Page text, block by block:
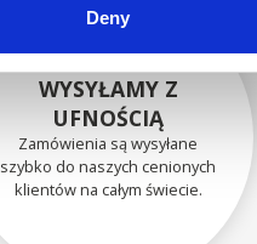
Deny
WYSYŁAMY Z
UFNOŚCIĄ
Zamówienia są wysyłane
szybko do naszych cenionych
klientów na całym świecie.